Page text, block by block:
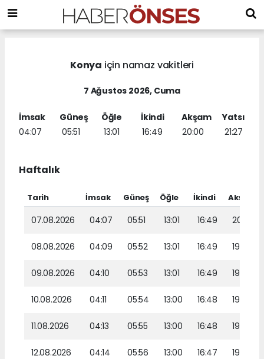
Konya için namaz vakitleri
7 Ağustos 2026, Cuma
İmsak
04:07
Güneş
05:51
Öğle
13:01
İkindi
16:49
Akşam
20:00
Yatsı
21:27
Haftalık
Tarih İmsak Güneş Öğle İkindi Akşam
07.08.2026 04:07 05:51 13:01 16:49 20:00
08.08.2026 04:09 05:52 13:01 16:49 19:59
09.08.2026 04:10 05:53 13:01 16:49 19:58
10.08.2026 04:11 05:54 13:00 16:48 19:56
11.08.2026 04:13 05:55 13:00 16:48 19:55
12.08.2026 04:14 05:56 13:00 16:47 19:54